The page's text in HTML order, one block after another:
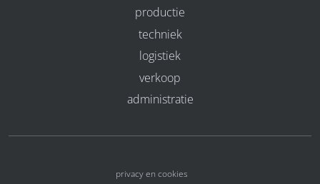
productie
techniek
logistiek
verkoop
administratie
privacy en cookies